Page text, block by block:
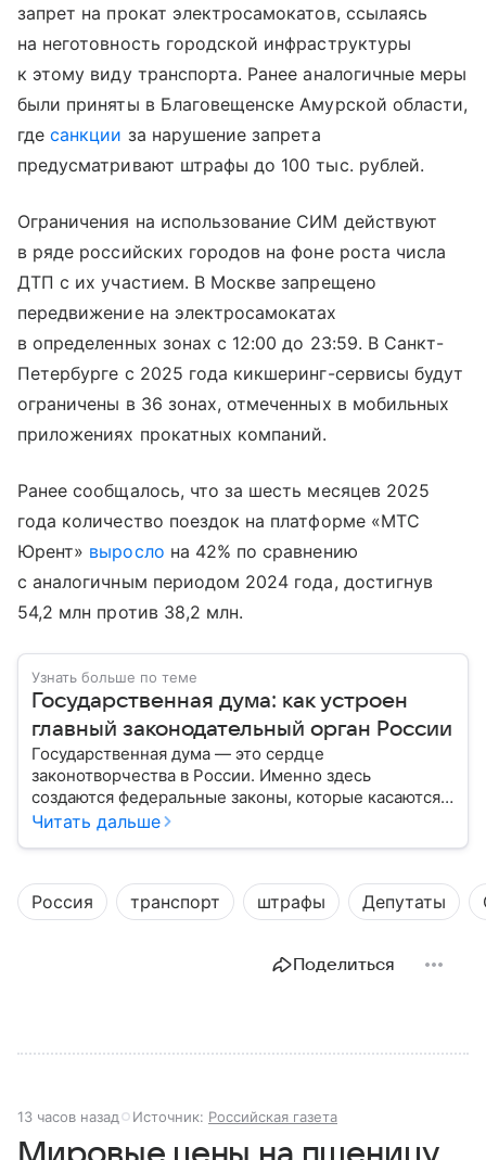
запрет на прокат электросамокатов, ссылаясь
на неготовность городской инфраструктуры
к этому виду транспорта. Ранее аналогичные меры
были приняты в Благовещенске Амурской области,
гдесанкции за нарушение запрета
предусматривают штрафы до 100 тыс. рублей.
Ограничения на использование СИМ действуют
в ряде российских городов на фоне роста числа
ДТП с их участием. В Москве запрещено
передвижение на электросамокатах
в определенных зонах с 12:00 до 23:59. В Санкт-
Петербурге с 2025 года кикшеринг-сервисы будут
ограничены в 36 зонах, отмеченных в мобильных
приложениях прокатных компаний.
Ранее сообщалось, что за шесть месяцев 2025
года количество поездок на платформе «МТС
Юрент» выросло на 42% по сравнению
с аналогичным периодом 2024 года, достигнув
54,2 млн против 38,2 млн.
Узнать больше по теме
Государственная дума: как устроен
главный законодательный орган России
Государственная дума — это сердце
законотворчества в России. Именно здесь
создаются федеральные законы, которые касаются
жизни каждого гражданина: от образования и
Читать дальше
Россия транспорт штрафы Депутаты
Поделиться
13 часов назад Источник: Российская газета